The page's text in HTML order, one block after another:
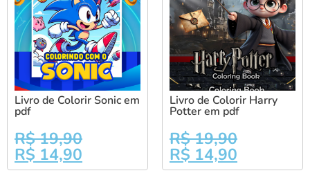
Livro de Colorir Sonic em
pdf
R$19,90
R$ 14,90
Livro de Colorir Harry
Potter em pdf
R$19,90
R$ 14,90